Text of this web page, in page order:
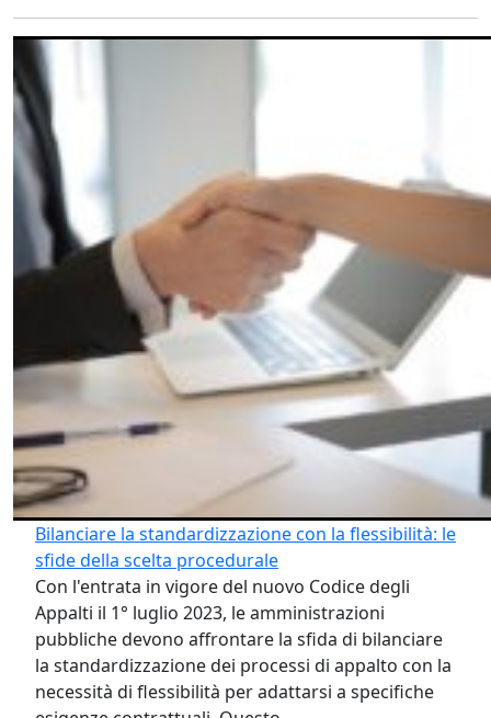
Bilanciare la standardizzazione con la flessibilità: le
sfide della scelta procedurale
Con l'entrata in vigore del nuovo Codice degli
Appalti il 1° luglio 2023, le amministrazioni
pubbliche devono affrontare la sfida di bilanciare
la standardizzazione dei processi di appalto con la
necessità di flessibilità per adattarsi a specifiche